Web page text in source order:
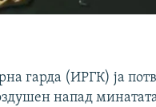
гарда (ИРГК) ја
напад